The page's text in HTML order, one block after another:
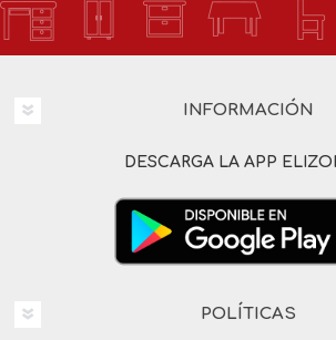
INFORMACIÓN
DESCARGA LA APP
POLÍTICAS